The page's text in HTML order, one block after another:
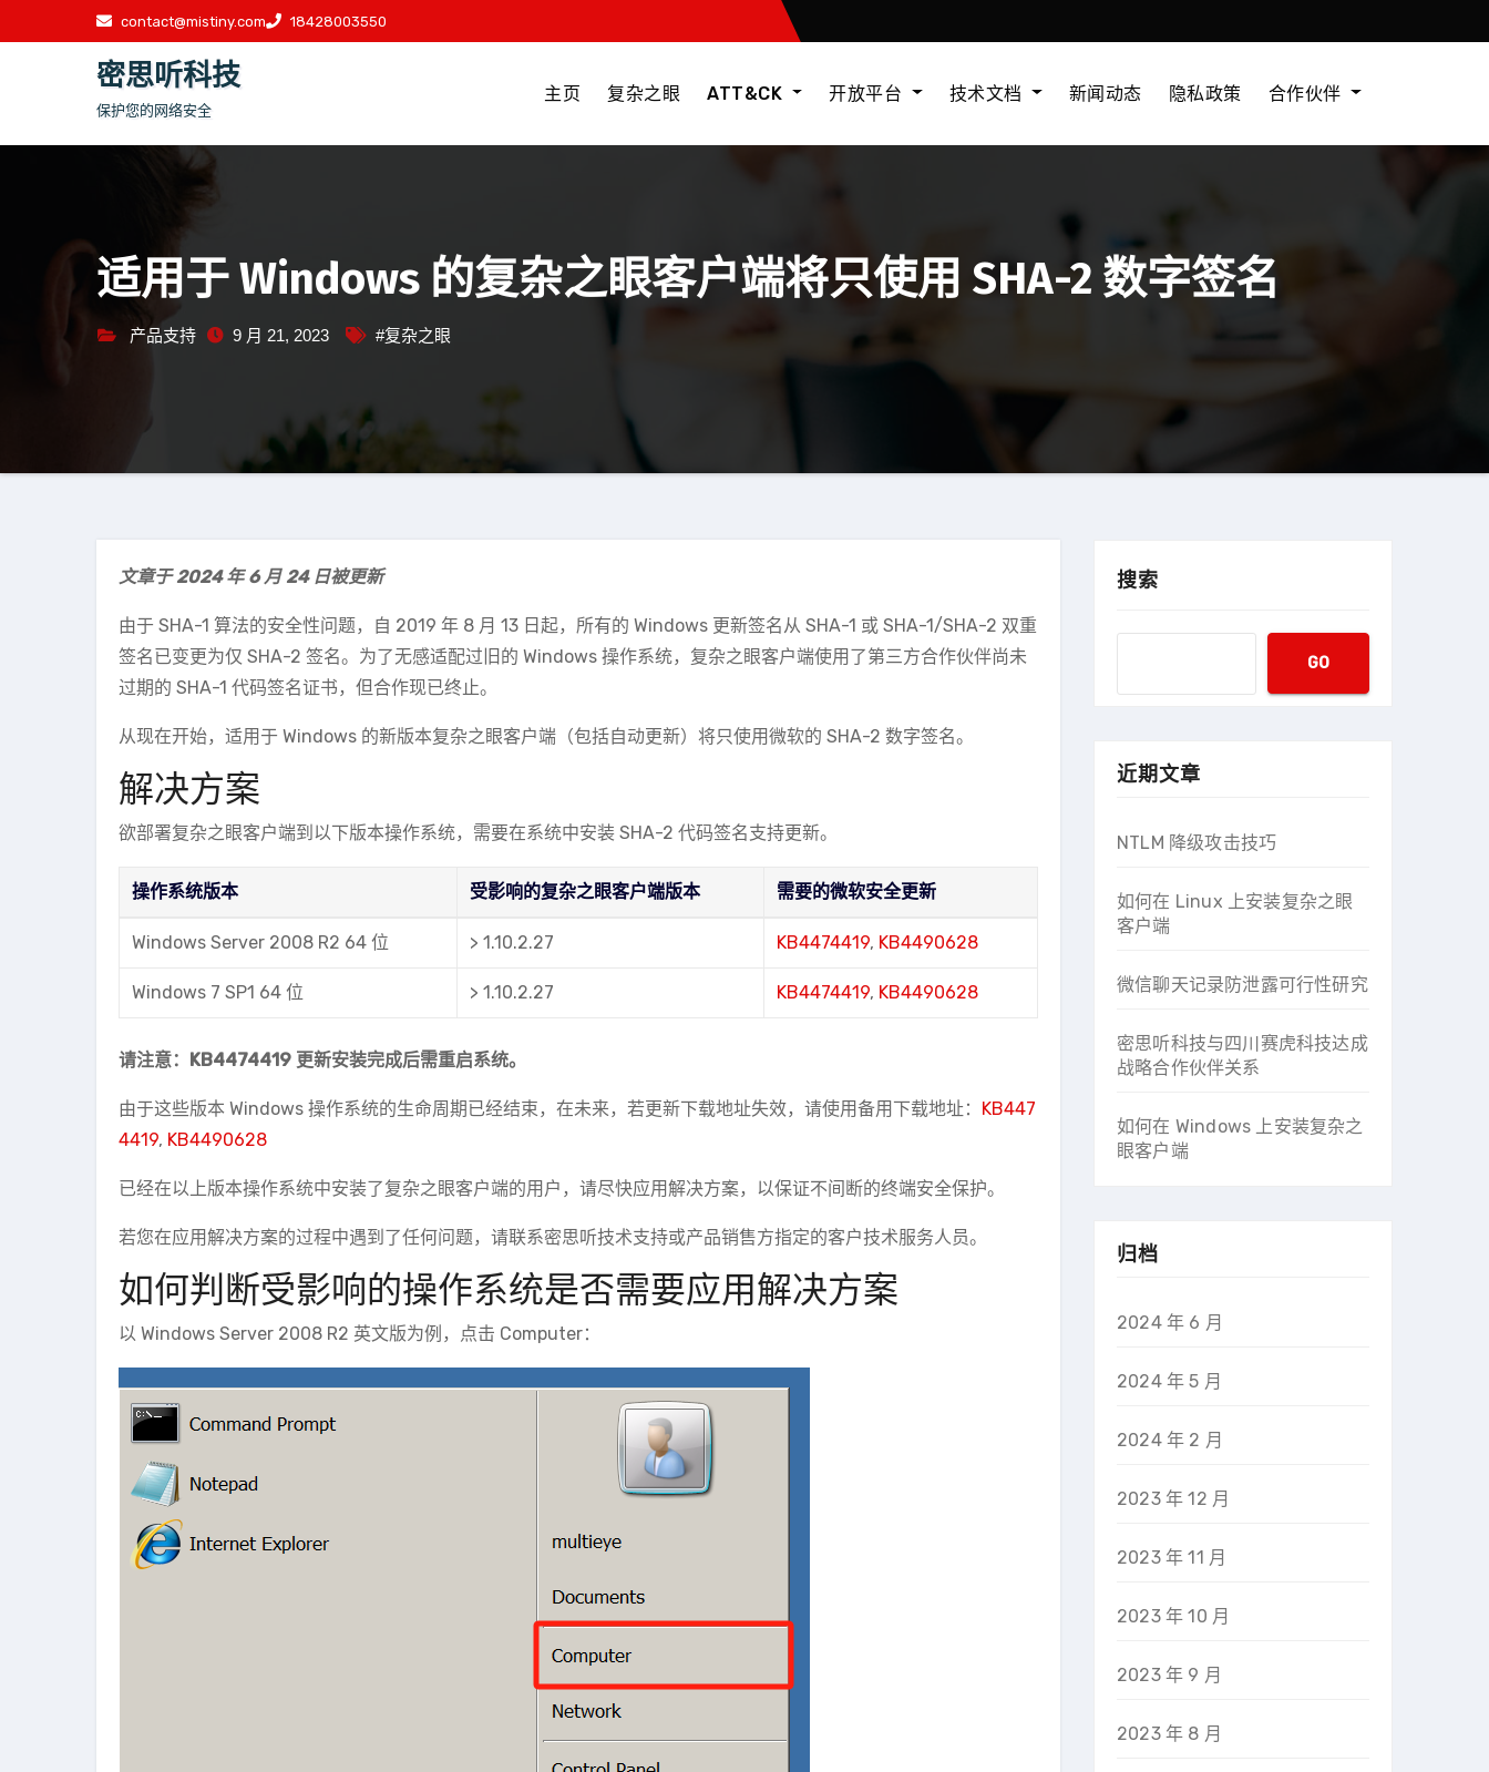
至
contact@mistiny.com 18428003550
密思听科技
保护您的网络安全
主页 复杂之眼 ATT&CK 开放平台 技术文档 新闻动态 隐私政策 合作伙伴
适用于 Windows 的复杂之眼客户端将只使用 SHA-2 数字签名
产品支持 9 月 21, 2023 #复杂之眼
文章于 2024 年 6 月 24 日被更新
由于 SHA-1 算法的安全性问题，自 2019 年 8 月 13 日起，所有的 Windows 更新签名从 SHA-1 或 SHA-1/SHA-2 双重
签名已变更为仅 SHA-2 签名。为了无感适配过旧的 Windows 操作系统，复杂之眼客户端使用了第三方合作伙伴尚未
过期的 SHA-1 代码签名证书，但合作现已终止。
从现在开始，适用于 Windows 的新版本复杂之眼客户端（包括自动更新）将只使用微软的 SHA-2 数字签名。
解决方案
欲部署复杂之眼客户端到以下版本操作系统，需要在系统中安装 SHA-2 代码签名支持更新。
操作系统版本 受影响的复杂之眼客户端版本 需要的微软安全更新
Windows Server 2008 R2 64 位 > 1.10.2.27 KB4474419, KB4490628
Windows 7 SP1 64 位 > 1.10.2.27 KB4474419, KB4490628
请注意：KB4474419 更新安装完成后需重启系统。
由于这些版本 Windows 操作系统的生命周期已经结束，在未来，若更新下载地址失效，请使用备用下载地址： KB447
4419, KB4490628
已经在以上版本操作系统中安装了复杂之眼客户端的用户，请尽快应用解决方案，以保证不间断的终端安全保护。
若您在应用解决方案的过程中遇到了任何问题，请联系密思听技术支持或产品销售方指定的客户技术服务人员。
如何判断受影响的操作系统是否需要应用解决方案
以 Windows Server 2008 R2 英文版为例，点击 Computer：
搜索
GO
近期文章
NTLM 降级攻击技巧
如何在 Linux 上安装复杂之眼
客户端
微信聊天记录防泄露可行性研究
密思听科技与四川赛虎科技达成
战略合作伙伴关系
如何在 Windows 上安装复杂之
眼客户端
归档
2024 年 6 月
2024 年 5 月
2024 年 2 月
2023 年 12 月
2023 年 11 月
2023 年 10 月
2023 年 9 月
2023 年 8 月